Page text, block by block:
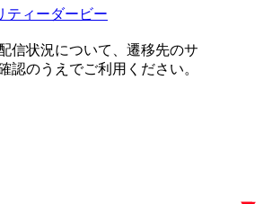
ティーダービー
信状況について、遷移先のサ
認のうえでご利用ください。